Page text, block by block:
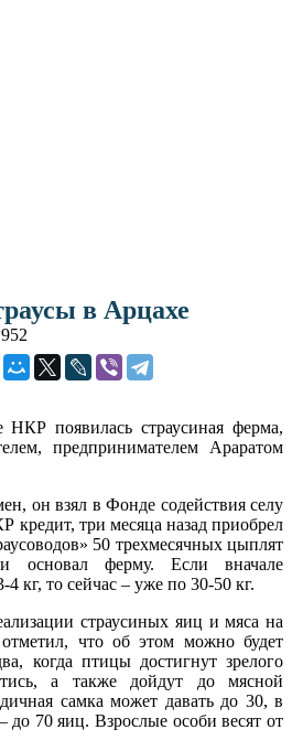
в Арцахе
появилась страусиная ферма,
предпринимателем Араратом
он взял в Фонде содействия селу
кредит, три месяца назад приобрел
50 трехмесячных цыплят
и основал ферму. Если вначале
кг, то сейчас – уже по 30-50 кг.
страусиных яиц и мяса на
что об этом можно будет
когда птицы достигнут зрелого
а также дойдут до мясной
самка может давать до 30, в
до 70 яиц. Взрослые особи весят от